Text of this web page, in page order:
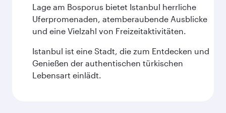
Lage am Bosporus bietet Istanbul herrliche
Uferpromenaden, atemberaubende Ausblicke
und eine Vielzahl von Freizeitaktivitäten.
Istanbul ist eine Stadt, die zum Entdecken und
Genießen der authentischen türkischen
Lebensart einlädt.